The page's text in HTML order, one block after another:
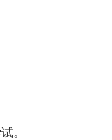
。